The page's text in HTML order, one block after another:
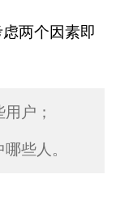
两个因素即
户；
些人。